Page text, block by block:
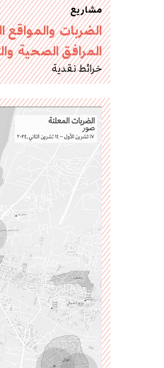
مشاريع
الضربات والمواقع
المرافق الصحية
خرائط نقدية